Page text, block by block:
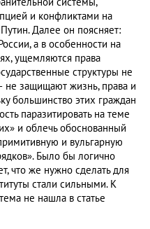
и конфликтами на
Далее он поясняет:
а в особенности на
ущемляются права
структуры не
не защищают жизнь, права и
большинство этих граждан
паразитировать на теме
и облечь обоснованный
и вульгарную
Было бы логично
что же нужно сделать для
стали сильными. К
не нашла в статье